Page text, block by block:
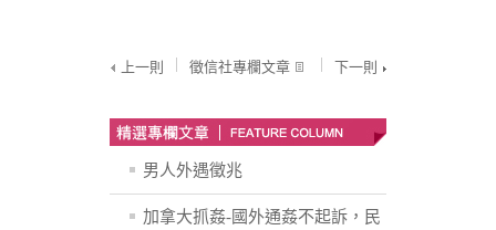
上一則 徵信社專欄文章 下一則
男人外遇徵兆
加拿大抓姦-國外通姦不起訴，民